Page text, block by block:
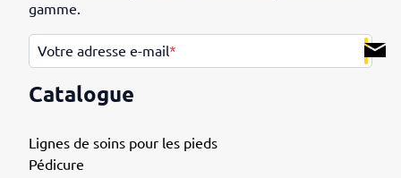
Catalogue
Lignes de soins pour les pieds
Pédicure
gamme.
Votre adresse e-mail* .